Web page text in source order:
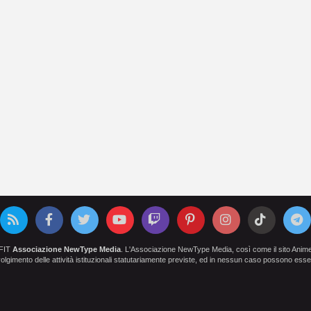
Associazione NewType Media. L'Associazione NewType Media, così come il sito
delle attività istituzionali statutariamente previste, ed in nessun caso possono